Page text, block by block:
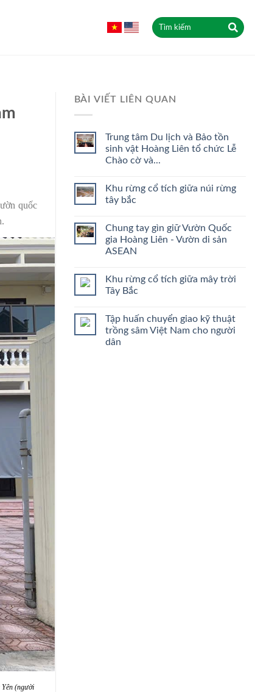
quốc
(người
BÀI VIẾT LIÊN QUAN
Trung tâm Du lịch và Bảo tồn
sinh vật Hoàng Liên tổ chức Lễ
Chào cờ và...
Khu rừng cổ tích giữa núi rừng
tây bắc
Chung tay gìn giữ Vườn Quốc
gia Hoàng Liên - Vườn di sản
ASEAN
Khu rừng cổ tích giữa mây trời
Tây Bắc
Tập huấn chuyển giao kỹ thuật
trồng sâm Việt Nam cho người
dân